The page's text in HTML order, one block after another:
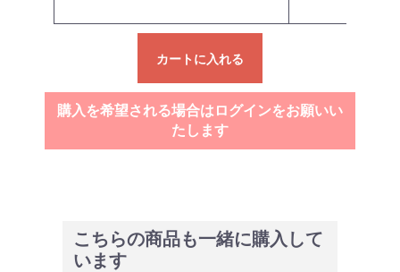
カートに入れる
購入を希望される場合はログインをお願いい
たします
こちらの商品も一緒に購入して
います